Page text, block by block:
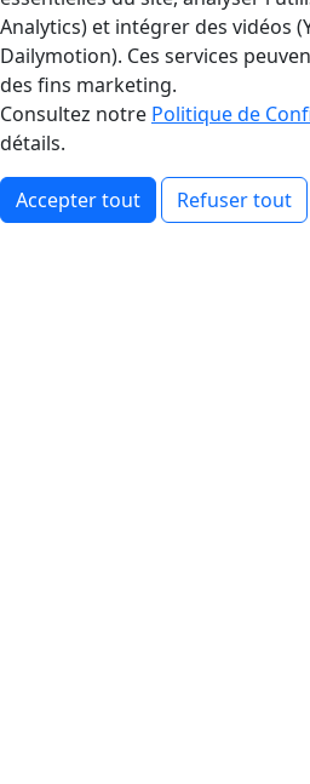
Analytics) et intégrer des vidéos
Dailymotion). Ces services
des fins marketing.
Consultez notre Politique de
détails.
Accepter tout Refuser tout